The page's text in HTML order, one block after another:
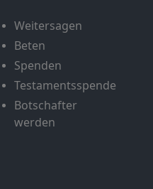
Weitersagen
Beten
Spenden
Testamentsspende
Botschafter
werden